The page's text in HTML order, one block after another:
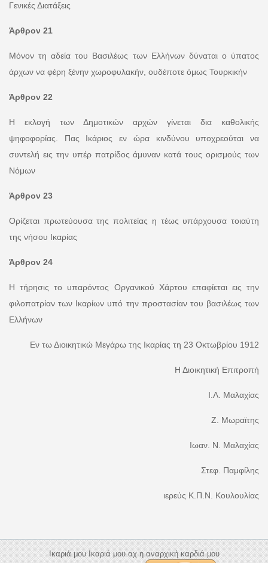
Γενικές Διατάξεις
Άρθρον 21
Μόνον τη αδεία του Βασιλέως των Ελλήνων δύναται ο ύπατος
άρχων να φέρη ξένην χωροφυλακήν, ουδέποτε όμως Τουρκικήν
Άρθρον 22
Η εκλογή των Δημοτικών αρχών γίνεται δια καθολικής
ψηφοφορίας. Πας Ικάριος εν ώρα κινδύνου υποχρεούται να
συντελή εις την υπέρ πατρίδος άμυναν κατά τους ορισμούς των
Νόμων
Άρθρον 23
Ορίζεται πρωτεύουσα της πολιτείας η τέως υπάρχουσα τοιαύτη
της νήσου Ικαρίας
Άρθρον 24
Η τήρησις το υπαρόντος Οργανικού Χάρτου επαφίεται εις την
φιλοπατρίαν των Ικαρίων υπό την προστασίαν του βασιλέως των
Ελλήνων
Εν τω Διοικητικώ Μεγάρω της Ικαρίας τη 23 Οκτωβρίου 1912
Η Διοικητική Επιτροπή
Ι.Λ. Μαλαχίας
Ζ. Μωραϊτης
Ιωαν. Ν. Μαλαχίας
Στεφ. Παμφίλης
ιερεύς Κ.Π.Ν. Κουλουλίας
Ικαριά μου Ικαριά μου αχ η αναρχική καρδιά μου